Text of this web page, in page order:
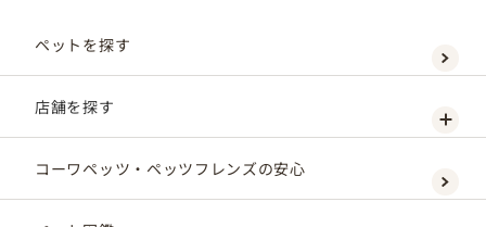
ペットを探す
店舗を探す
コーワペッツ・ペッツフレンズの安心